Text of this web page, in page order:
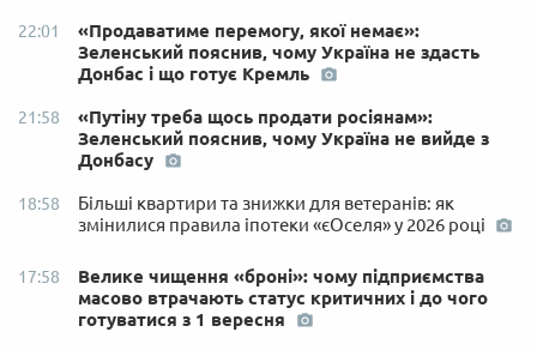
22:01
«Продаватиме перемогу, якої немає»:
Зеленський пояснив, чому Україна не здасть
Донбас і що готує Кремль
21:58
«Путіну треба щось продати росіянам»:
Зеленський пояснив, чому Україна не вийде з
Донбасу
18:58
Більші квартири та знижки для ветеранів: як
змінилися правила іпотеки «єОселя» у 2026 році
17:58
Велике чищення «броні»: чому підприємства
масово втрачають статус критичних і до чого
готуватися з 1 вересня